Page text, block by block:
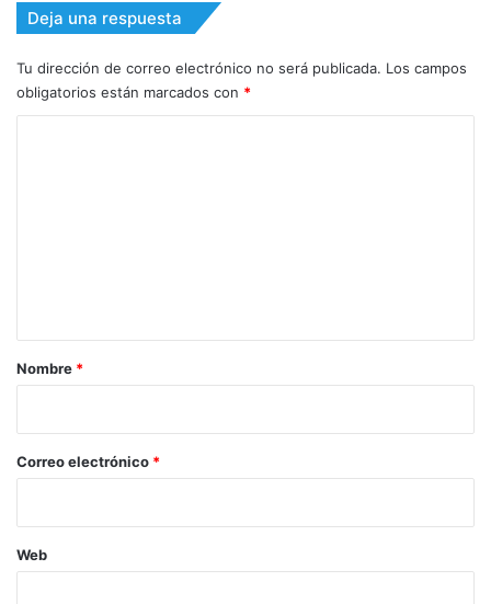
Deja una respuesta
Tu dirección de correo electrónico no será publicada. Los campos
obligatorios están marcados con *
r
*
Nombre *
Correo electrónico *
Web